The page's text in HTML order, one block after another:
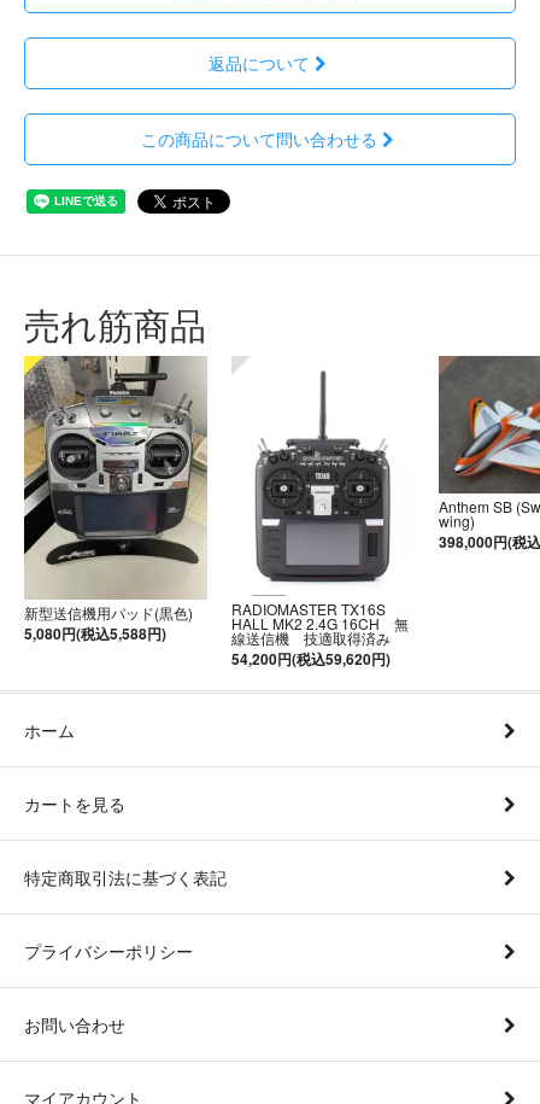
返品について
この商品について問い合わせる
売れ筋商品
新型送信機用パッド(黒色)
5,080円(税込5,588円)
RADIOMASTER TX16S
HALL MK2 2.4G 16CH 無
線送信機 技適取得済み
54,200円(税込59,620円)
Anthem SB
wing)
398,000円(税
ホーム
カートを見る
特定商取引法に基づく表記
プライバシーポリシー
お問い合わせ
マイアカウント